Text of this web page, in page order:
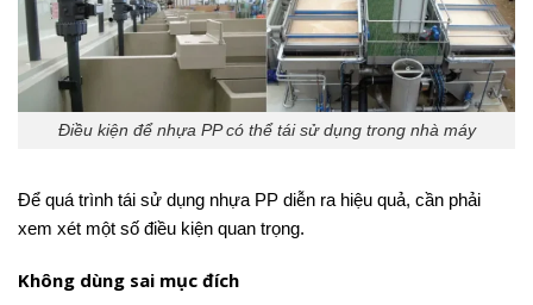
Điều kiện để nhựa PP có thể tái sử dụng trong nhà máy
Để quá trình tái sử dụng nhựa PP diễn ra hiệu quả, cần phải
xem xét một số điều kiện quan trọng.
Không dùng sai mục đích